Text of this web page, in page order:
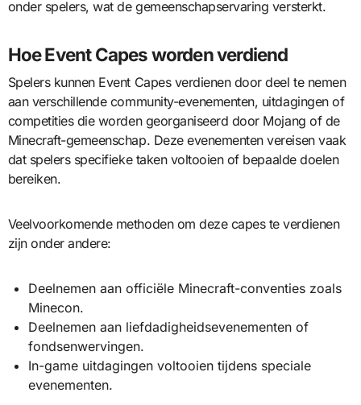
onder spelers, wat de gemeenschapservaring versterkt.
Hoe Event Capes worden verdiend
Spelers kunnen Event Capes verdienen door deel te nemen
aan verschillende community-evenementen, uitdagingen of
competities die worden georganiseerd door Mojang of de
Minecraft-gemeenschap. Deze evenementen vereisen vaak
dat spelers specifieke taken voltooien of bepaalde doelen
bereiken.
Veelvoorkomende methoden om deze capes te verdienen
zijn onder andere:
Deelnemen aan officiële Minecraft-conventies zoals
Minecon.
Deelnemen aan liefdadigheidsevenementen of
fondsenwervingen.
In-game uitdagingen voltooien tijdens speciale
evenementen.